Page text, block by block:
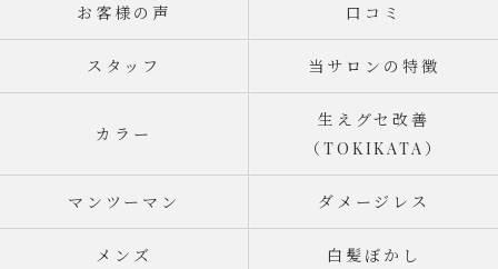
お客様の声 口コミ
スタッフ 当サロンの特徴
カラー
生えグセ改善
（TOKIKATA）
マンツーマン ダメージレス
メンズ 白髪ぼかし